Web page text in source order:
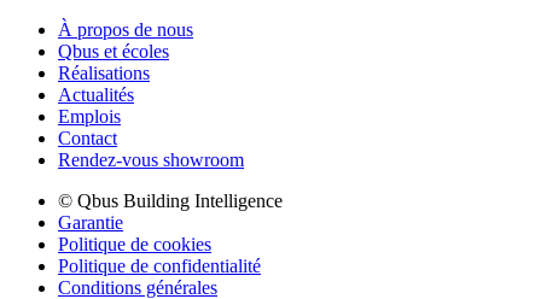
À propos de nous
Qbus et écoles
Réalisations
Actualités
Emplois
Contact
Rendez-vous showroom
© Qbus Building Intelligence
Garantie
Politique de cookies
Politique de confidentialité
Conditions générales